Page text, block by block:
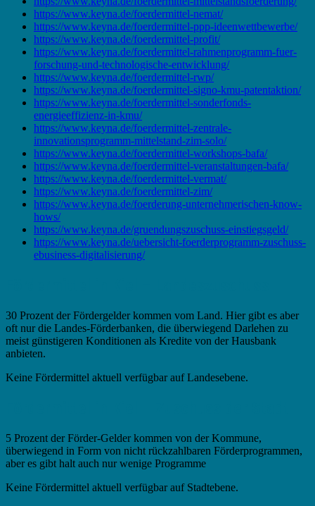
https://www.keyna.de/foerdermittel-nemat/
https://www.keyna.de/foerdermittel-ppp-ideenwettbewerbe/
https://www.keyna.de/foerdermittel-profit/
https://www.keyna.de/foerdermittel-rahmenprogramm-fuer-
forschung-und-technologische-entwicklung/
https://www.keyna.de/foerdermittel-rwp/
https://www.keyna.de/foerdermittel-signo-kmu-patentaktion/
https://www.keyna.de/foerdermittel-sonderfonds-
energieeffizienz-in-kmu/
https://www.keyna.de/foerdermittel-zentrale-
innovationsprogramm-mittelstand-zim-solo/
https://www.keyna.de/foerdermittel-workshops-bafa/
https://www.keyna.de/foerdermittel-veranstaltungen-bafa/
https://www.keyna.de/foerdermittel-vermat/
https://www.keyna.de/foerdermittel-zim/
https://www.keyna.de/foerderung-unternehmerischen-know-
hows/
https://www.keyna.de/gruendungszuschuss-einstiegsgeld/
https://www.keyna.de/uebersicht-foerderprogramm-zuschuss-
ebusiness-digitalisierung/
30 Prozent der Fördergelder kommen vom Land. Hier gibt es aber
oft nur die Landes-Förderbanken, die überwiegend Darlehen zu
meist günstigeren Konditionen als Kredite von der Hausbank
anbieten.
Keine Fördermittel aktuell verfügbar auf Landesebene.
5 Prozent der Förder-Gelder kommen von der Kommune,
überwiegend in Form von nicht rückzahlbaren Förderprogrammen,
aber es gibt halt auch nur wenige Programme
Keine Fördermittel aktuell verfügbar auf Stadtebene.